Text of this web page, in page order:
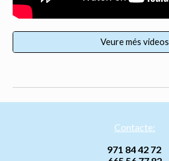
Veure més videos
Contacte:
971 84 42 72